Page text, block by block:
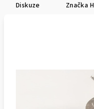
Diskuze Značka